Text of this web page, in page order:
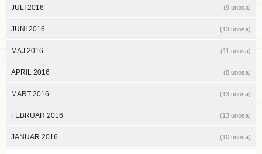
JULI 2016 (9 unosa)
JUNI 2016 (13 unosa)
MAJ 2016 (11 unosa)
APRIL 2016 (8 unosa)
MART 2016 (13 unosa)
FEBRUAR 2016 (13 unosa)
JANUAR 2016 (10 unosa)